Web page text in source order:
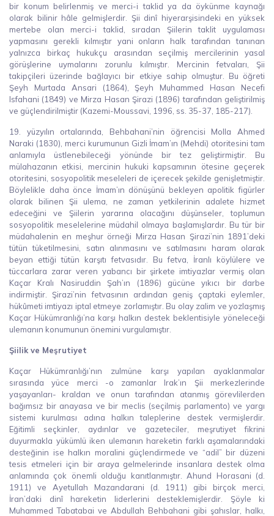
bir konum belirlenmiş ve merci-i taklid ya da öykünme kaynağı
olarak bilinir hâle gelmişlerdir. Şii dinî hiyerarşisindeki en yüksek
mertebe olan merci-i taklid, sıradan Şiilerin taklit uygulaması
yapmasını gerekli kılmıştır yani onların halk tarafından tanınan
yalnızca birkaç hukukçu arasından seçilmiş mercilerinin yasal
görüşlerine uymalarını zorunlu kılmıştır. Mercinin fetvaları, Şii
takipçileri üzerinde bağlayıcı bir etkiye sahip olmuştur. Bu öğreti
Şeyh Murtada Ansari (1864), Şeyh Muhammed Hasan Necefi
Isfahani (1849) ve Mirza Hasan Şirazi (1896) tarafından geliştirilmiş
ve güçlendirilmiştir (Kazemi-Moussavi, 1996, ss. 35-37, 185-217).
19. yüzyılın ortalarında, Behbahani’nin öğrencisi Molla Ahmed
Naraki (1830), merci kurumunun Gizli İmam’ın (Mehdi) otoritesini tam
anlamıyla üstlenebileceği yönünde bir tez geliştirmiştir. Bu
mülahazanın etkisi, mercinin hukuki kapsamının ötesine geçerek
otoritesini, sosyopolitik meseleleri de içerecek şekilde genişletmiştir.
Böylelikle daha önce İmam’ın dönüşünü bekleyen apolitik figürler
olarak bilinen Şii ulema, ne zaman yetkilerinin adalete hizmet
edeceğini ve Şiilerin yararına olacağını düşünseler, toplumun
sosyopolitik meselelerine müdahil olmaya başlamışlardır. Bu tür bir
müdahalenin en meşhur örneği Mirza Hasan Şirazi’nin 1891’deki
tütün tüketilmesini, satın alınmasını ve satılmasını haram olarak
beyan ettiği tütün karşıtı fetvasıdır. Bu fetva, İranlı köylülere ve
tüccarlara zarar veren yabancı bir şirkete imtiyazlar vermiş olan
Kaçar Kralı Nasiruddin Şah’ın (1896) gücüne yıkıcı bir darbe
indirmiştir. Şirazi’nin fetvasının ardından geniş çaptaki eylemler,
hükûmeti imtiyazı iptal etmeye zorlamıştır. Bu olay zalim ve yozlaşmış
Kaçar Hükümranlığı’na karşı halkın destek beklentisiyle yöneleceği
ulemanın konumunun önemini vurgulamıştır.
Şiilik ve Meşrutiyet
Kaçar Hükümranlığı’nın zulmüne karşı yapılan ayaklanmalar
sırasında yüce merci -o zamanlar Irak’ın Şii merkezlerinde
yaşayanları- kraldan ve onun tarafından atanmış görevlilerden
bağımsız bir anayasa ve bir meclis (seçilmiş parlamento) ve yargı
sistemi kurulması adına halkın taleplerine destek vermişlerdir.
Eğitimli seçkinler, aydınlar ve gazeteciler, meşrutiyet fikrini
duyurmakla yükümlü iken ulemanın hareketin farklı aşamalarındaki
desteğinin ise halkın moralini güçlendirmede ve “adil” bir düzeni
tesis etmeleri için bir araya gelmelerinde insanlara destek olma
anlamında çok önemli olduğu kanıtlanmıştır. Ahund Horasani (d.
1911) ve Ayetullah Mazandarani (d. 1911) gibi birçok merci,
İran’daki dinî hareketin liderlerini desteklemişlerdir. Şöyle ki
Muhammed Tabatabai ve Abdullah Behbahani gibi şahıslar, halkı,